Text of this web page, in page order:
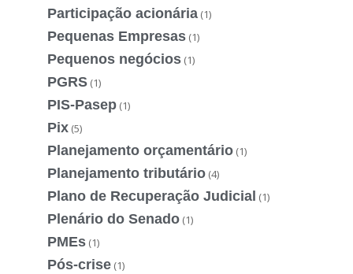
Participação acionária (1)
Pequenas Empresas (1)
Pequenos negócios (1)
PGRS (1)
PIS-Pasep (1)
Pix (5)
Planejamento orçamentário (1)
Planejamento tributário (4)
Plano de Recuperação Judicial (1)
Plenário do Senado (1)
PMEs (1)
Pós-crise (1)